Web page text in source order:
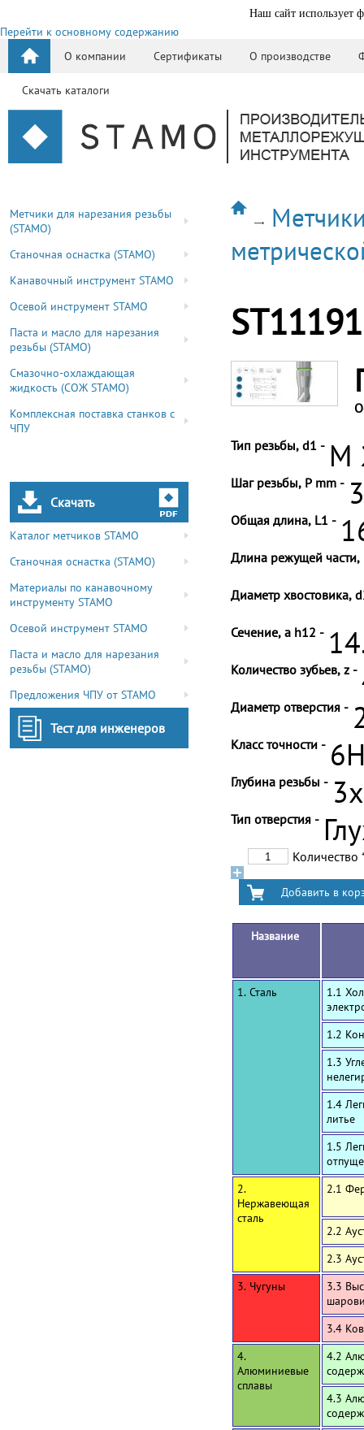
Наш сайт использует
Перейти к основному содержанию
О компании
Сертификаты О производстве
Скачать каталоги
Метчики для нарезания резьбы
(STAMO)
Станочная оснастка (STAMO)
Канавочный инструмент STAMO
Осевой инструмент STAMO
Паста и масло для нарезания
резьбы (STAMO)
Смазочно-охлаждающая
жидкость (СОЖ STAMO)
Комплексная поставка станков с
ЧПУ
Скачать
Каталог метчиков STAMO
Станочная оснастка (STAMO)
Материалы по канавочному
инструменту STAMO
Осевой инструмент STAMO
Паста и масло для нарезания
резьбы (STAMO)
Предложения ЧПУ от STAMO
Тест для инженеров
Тип резьбы, d1 - M
Шаг резьбы, P mm -
Общая длина, L1 -
Длина режущей части,
Диаметр хвостовика,
Сечение, a h12 -
Количество зубьев, z -
Диаметр отверстия -
Класс точности -
Глубина резьбы -
Тип отверстия -
Количество
Название
1. Сталь
1.1
1.2
1.3
1.4
литье
1.5
2.
Нержавеющая
сталь
2.1
2.2
2.3
3. Чугуны
3.3
3.4
4.
Алюминиевые
сплавы
4.2
4.3